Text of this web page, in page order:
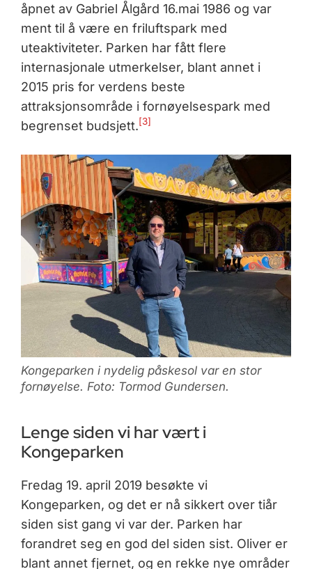
åpnet av Gabriel Ålgård 16.mai 1986 og var
ment til å være en friluftspark med
uteaktiviteter. Parken har fått flere
internasjonale utmerkelser, blant annet i
2015 pris for verdens beste
attraksjonsområde i fornøyelsespark med
begrenset budsjett.[3]
Kongeparken i nydelig påskesol var en stor
fornøyelse. Foto: Tormod Gundersen.
Lenge siden vi har vært i
Kongeparken
Fredag 19. april 2019 besøkte vi
Kongeparken, og det er nå sikkert over tiår
siden sist gang vi var der. Parken har
forandret seg en god del siden sist. Oliver er
blant annet fjernet, og en rekke nye områder